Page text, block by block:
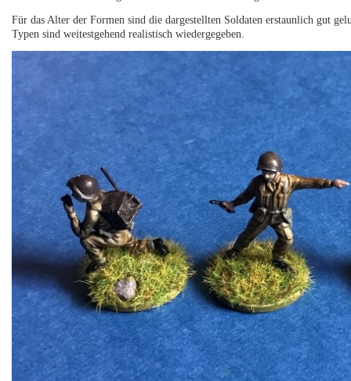
Für das Alter der Formen sind die dargestellten Soldaten erstaunlich gut
Typen sind weitestgehend realistisch wiedergegeben.